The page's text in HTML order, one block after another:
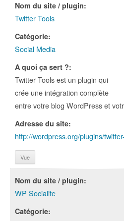
Nom du site / plugin:
Twitter Tools
Catégorie:
Social Media
A quoi ça sert ?:
Twitter Tools est un plugin qui
crée une intégration complète
entre votre blog WordPress et
Adresse du site:
http://wordpress.org/plugins/
Vue
Nom du site / plugin:
WP Socialite
Catégorie: